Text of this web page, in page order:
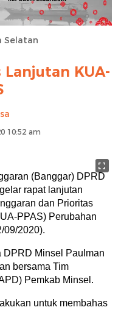
Selatan
Lanjutan KUA-
10:52 am
(Banggar) DPRD
rapat lanjutan
dan Prioritas
PPAS) Perubahan
09/2020).
DPRD Minsel Paulman
bersama Tim
Pemkab Minsel.
untuk membahas